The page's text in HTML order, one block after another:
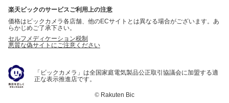
楽天ビックのサービスご利用上の注意
価格はビックカメラ各店舗、他のECサイトとは異なる場合がございます。あ
らかじめご了承下さい。
セルフメディケーション税制
悪質な偽サイトにご注意ください
「ビックカメラ」は全国家庭電気製品公正取引協議会に加盟する適
正な表示推進店です。
© Rakuten Bic